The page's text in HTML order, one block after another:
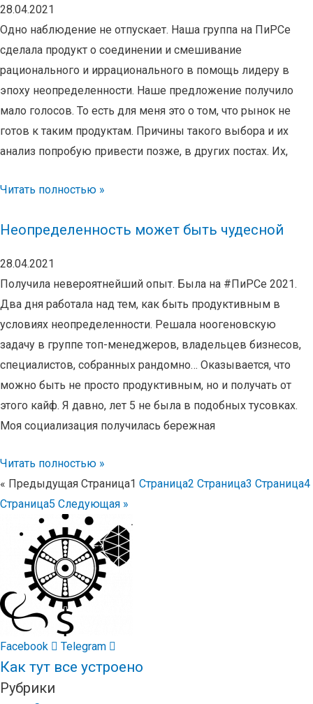
28.04.2021
Одно наблюдение не отпускает. Наша группа на ПиРСе
сделала продукт о соединении и смешивание
рационального и иррационального в помощь лидеру в
эпоху неопределенности. Наше предложение получило
мало голосов. То есть для меня это о том, что рынок не
готов к таким продуктам. Причины такого выбора и их
анализ попробую привести позже, в других постах. Их,
Читать полностью »
Неопределенность может быть чудесной
28.04.2021
Получила невероятнейший опыт. Была на #ПиРСе 2021.
Два дня работала над тем, как быть продуктивным в
условиях неопределенности. Решала ноогеновскую
задачу в группе топ-менеджеров, владельцев бизнесов,
специалистов, собранных рандомно… Оказывается, что
можно быть не просто продуктивным, но и получать от
этого кайф. Я давно, лет 5 не была в подобных тусовках.
Моя социализация получилась бережная
Читать полностью »
« Предыдущая Страница1 Страница2 Страница3 Страница4
Страница5 Следующая »
Facebook Telegram
Как тут все устроено
Рубрики